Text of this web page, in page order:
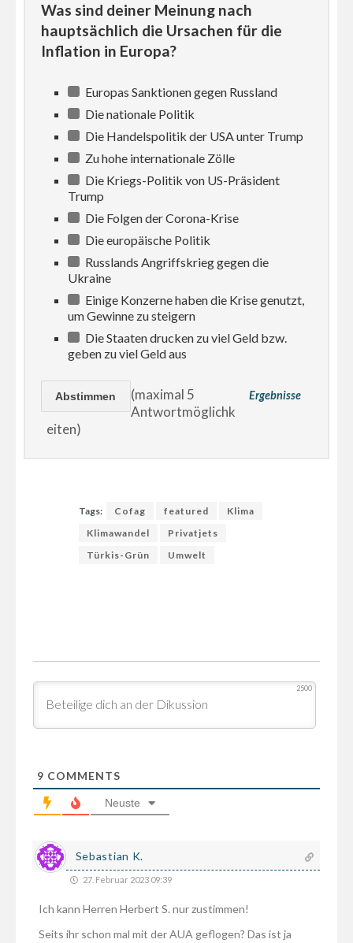
Was sind deiner Meinung nach
hauptsächlich die Ursachen für die
Inflation in Europa?
Europas Sanktionen gegen Russland
Die nationale Politik
Die Handelspolitik der USA unter Trump
Zu hohe internationale Zölle
Die Kriegs-Politik von US-Präsident
Trump
Die Folgen der Corona-Krise
Die europäische Politik
Russlands Angriffskrieg gegen die
Ukraine
Einige Konzerne haben die Krise genutzt,
um Gewinne zu steigern
Die Staaten drucken zu viel Geld bzw.
geben zu viel Geld aus
Ergebnisse
(maximal 5
Antwortmöglichk
eiten)
Tags: Cofag featured
Klima
Klimawandel
Privatjets
Türkis-Grün
Umwelt
2500
9 COMMENTS
Neuste
Sebastian K.
27. Februar 2023 09:39
Ich kann Herren Herbert S. nur zustimmen!
Seits ihr schon mal mit der AUA geflogen? Das ist ja